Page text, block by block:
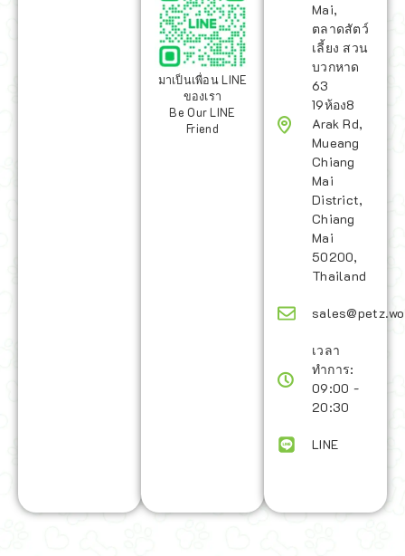
มาเป็นเพื่อน LINE
ของเรา
Be Our LINE
Friend
Mai,
ตลาดสัตว์
เลี้ยง สวน
บวกหาด
63
19ห้อง8
Arak Rd,
Mueang
Chiang
Mai
District,
Chiang
Mai
50200,
Thailand
เวลา
ทำการ:
09:00 -
20:30
LINE